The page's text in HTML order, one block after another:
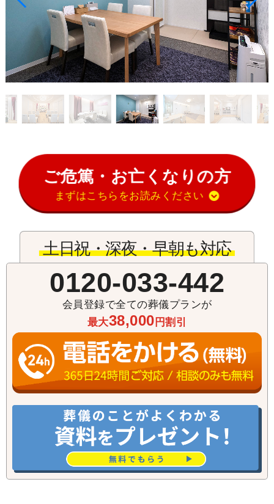
ご危篤・お亡くなりの方
まずはこちらをお読みください
土日祝・深夜・早朝も対応
0120-033-442
会員登録で全ての葬儀プランが
最大38,000 円割引